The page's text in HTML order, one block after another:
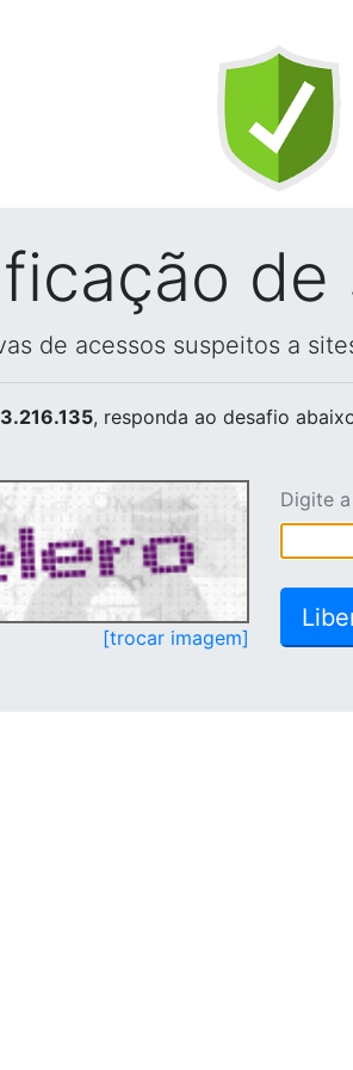
de
de acessos suspeitos a
, responda ao desafio
[trocar imagem]
Digite